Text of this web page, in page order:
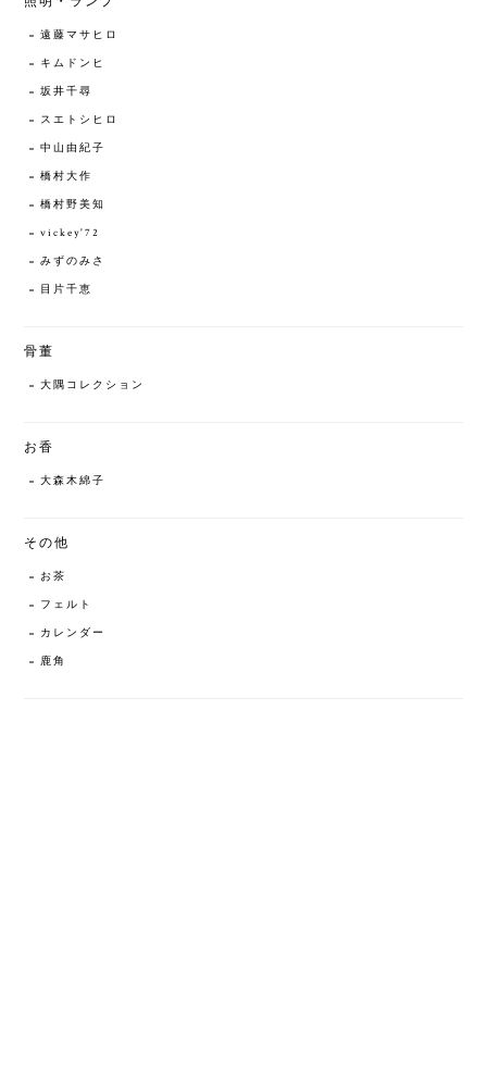
遠藤マサヒロ
キムドンヒ
坂井千尋
スエトシヒロ
中山由紀子
橋村大作
橋村野美知
vickey'72
みずのみさ
目片千恵
骨董
大隅コレクション
お香
大森木綿子
その他
お茶
フェルト
カレンダー
鹿角